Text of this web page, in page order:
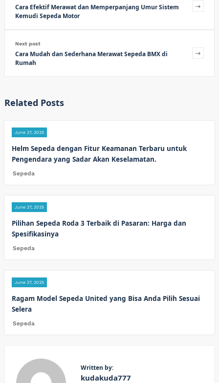
Cara Efektif Merawat dan Memperpanjang Umur Sistem
Kemudi Sepeda Motor
Next post
Cara Mudah dan Sederhana Merawat Sepeda BMX di
Rumah
Related Posts
June 27, 2025
Helm Sepeda dengan Fitur Keamanan Terbaru untuk
Pengendara yang Sadar Akan Keselamatan.
Sepeda
June 27, 2025
Pilihan Sepeda Roda 3 Terbaik di Pasaran: Harga dan
Spesifikasinya
Sepeda
June 27, 2025
Ragam Model Sepeda United yang Bisa Anda Pilih Sesuai
Selera
Sepeda
Written by:
kudakuda777